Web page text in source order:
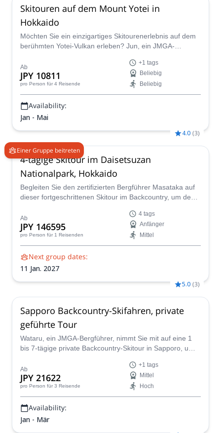
Skitouren auf dem Mount Yotei in
Hokkaido
Möchten Sie ein einzigartiges Skitourenerlebnis auf dem
berühmten Yotei-Vulkan erleben? Jun, ein JMGA-
führen.
Ab
JPY 10811
pro Person für 4 Reisende
+1 tags
Beliebig
Beliebig
Availability:
Jan - Mai
Einer Gruppe beitreten
4.0 (3)
4-tägige Skitour im Daisetsuzan
Nationalpark, Hokkaido
Begleiten Sie den zertifizierten Bergführer Masataka auf
dieser fortgeschrittenen Skitour im Backcountry, um den
befahren!
Ab
JPY 146595
pro Person für 1 Reisenden
4 tags
Anfänger
Mittel
Next group dates:
11 Jan. 2027
5.0 (3)
Sapporo Backcountry-Skifahren, private
geführte Tour
Wataru, ein JMGA-Bergführer, nimmt Sie mit auf eine 1
bis 7-tägige private Backcountry-Skitour in Sapporo, um
traditionelle Onsen und lokale Küche zu genießen.
Ab
JPY 21622
pro Person für 3 Reisende
+1 tags
Mittel
Hoch
Availability:
Jan - Mär